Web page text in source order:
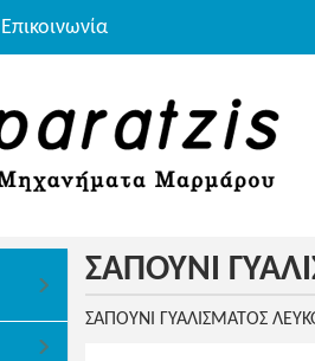
Επικοινωνία
ΣΑΠΟΥΝΙ
ΣΑΠΟΥΝΙ ΓΥΑΛΙΣΜΑΤΟΣ